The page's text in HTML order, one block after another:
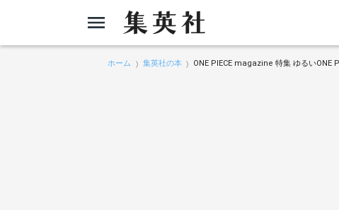
ホーム 集英社の本 ONE PIECE magazine 特集 ゆるいONE